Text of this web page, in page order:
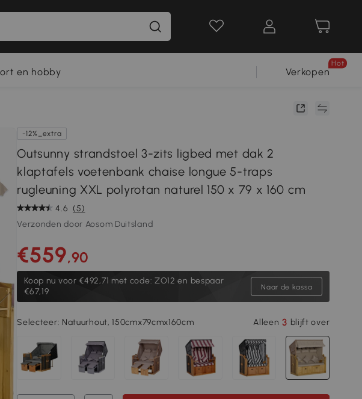
en hobby Verkopen
Hot
-12%_extra
Outsunny strandstoel 3-zits ligbed met dak 2
klaptafels voetenbank chaise longue 5-traps
rugleuning XXL polyrotan naturel 150 x 79 x 160 cm
4.6 (5)
Verzonden door Aosom Duitsland
€559,90
Koop nu voor€492,71 met code: ZO12 en bespaar
€67,19
Naar de kassa
Selecteer: Natuurhout, 150cmx79cmx160cm Alleen 3 blijft over